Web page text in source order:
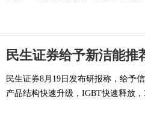
民生证券给予新洁能推
民生证券8月19日发布研报称，给予
产品结构快速升级，IGBT快速释放，